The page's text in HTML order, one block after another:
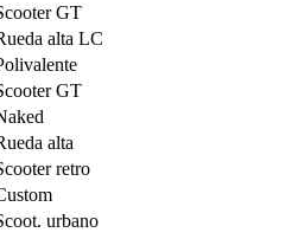
GT
alta LC
GT
alta
retro
urbano